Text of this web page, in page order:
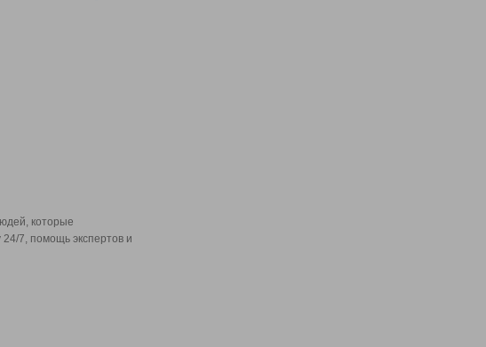
которые
7, помощь экспертов и